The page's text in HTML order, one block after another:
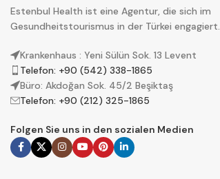
Estenbul Health ist eine Agentur, die sich im
Gesundheitstourismus in der Türkei engagiert.
Krankenhaus : Yeni Sülün Sok. 13 Levent
Telefon: +90 (542) 338-1865
Büro: Akdoğan Sok. 45/2 Beşiktaş
Telefon: +90 (212) 325-1865
Folgen Sie uns in den sozialen Medien